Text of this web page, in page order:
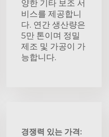
양한 기타 보조 서
비스를 제공합니
다. 연간 생산량은
5만 톤이며 정밀
제조 및 가공이 가
능합니다.
경쟁력 있는 가격: